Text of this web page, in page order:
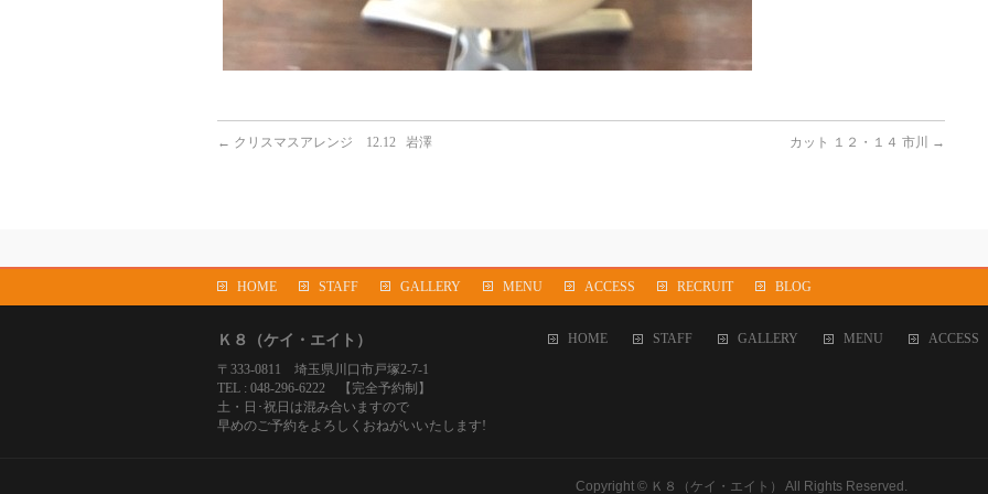
← クリスマスアレンジ 12.12 岩澤 カット １２・１４ 市川 →
HOME STAFF GALLERY MENU ACCESS RECRUIT BLOG
Ｋ８（ケイ・エイト）
〒333-0811 埼玉県川口市戸塚2-7-1
TEL : 048-296-6222 【完全予約制】
土・日･祝日は混み合いますので
早めのご予約をよろしくおねがいいたします!
HOME STAFF GALLERY MENU ACCESS
Copyright © Ｋ８（ケイ・エイト） All Rights Reserved.